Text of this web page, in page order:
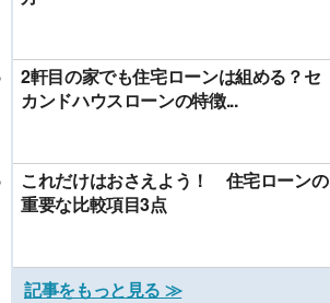
2軒目の家でも住宅ローンは組める？セ
カンドハウスローンの特徴...
これだけはおさえよう！ 住宅ローンの
重要な比較項目3点
記事をもっと見る ≫